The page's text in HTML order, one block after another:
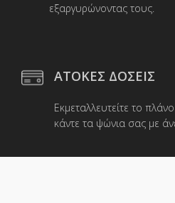
εξαργυρώνοντας τους.
ΑΤΟΚΕΣ ΔΟΣΕΙΣ
Εκμεταλλευτείτε το
κάντε τα ψώνια σας με